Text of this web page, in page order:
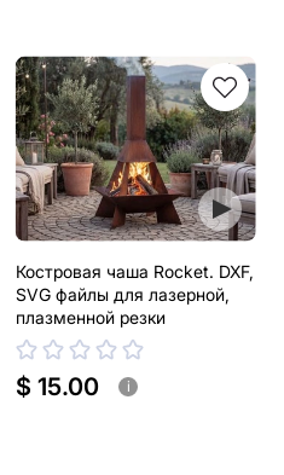
Костровая чаша Rocket. DXF,
SVG файлы для лазерной,
плазменной резки
$ 15.00 i